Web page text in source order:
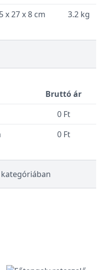
x 27 x 8 cm 3.2 kg
Bruttó ár
0 Ft
0 Ft